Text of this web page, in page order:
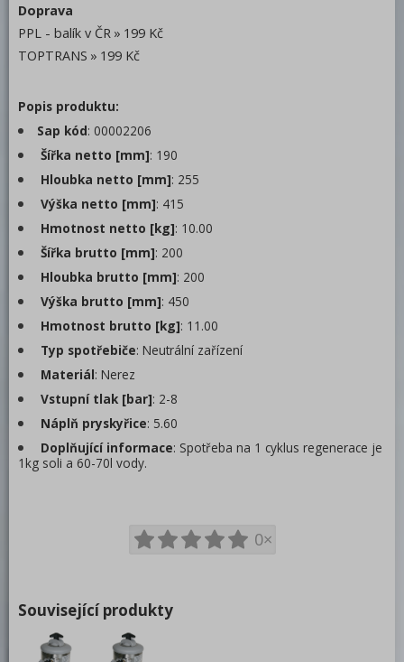
Změkčovače
Manuální
Jednokohoutové
Automatické
Testry
Náplně (Katex, sůl)
Distribuce jídel, gastronádoby
Barové zařízení, kávovary
REDFOX
Doprava
PPL - balík v ČR
199 Kč
TOPTRANS
199 Kč
Popis produktu:
Sap kód: 00002206
Šířka netto [mm]: 190
Hloubka netto [mm]: 255
Výška netto [mm]: 415
Hmotnost netto [kg]: 10.00
Šířka brutto [mm]: 200
Hloubka brutto [mm]: 200
Výška brutto [mm]: 450
Hmotnost brutto [kg]: 11.00
Typ spotřebiče: Neutrální zařízení
Materiál: Nerez
Vstupní tlak [bar]: 2-8
Náplň pryskyřice: 5.60
Doplňující informace: Spotřeba na 1 cyklus regenerace je
1kg soli a 60-70l vody.
0×
Související produkty